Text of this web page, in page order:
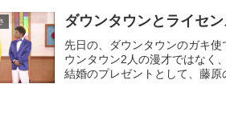
ダウンタウンとライセ
先日の、ダウンタウンのガキ
ウンタウン2人の漫才ではなく
結婚のプレゼントとして、藤原